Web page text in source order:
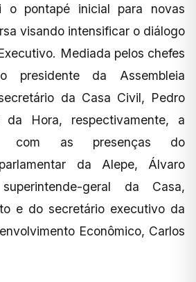
o pontapé inicial para novas
visando intensificar o diálogo
Mediada pelos chefes
presidente da Assembleia
da Casa Civil, Pedro
da Hora, respectivamente, a
com as presenças do
da Alepe, Álvaro
geral da Casa,
e do secretário executivo da
Econômico, Carlos